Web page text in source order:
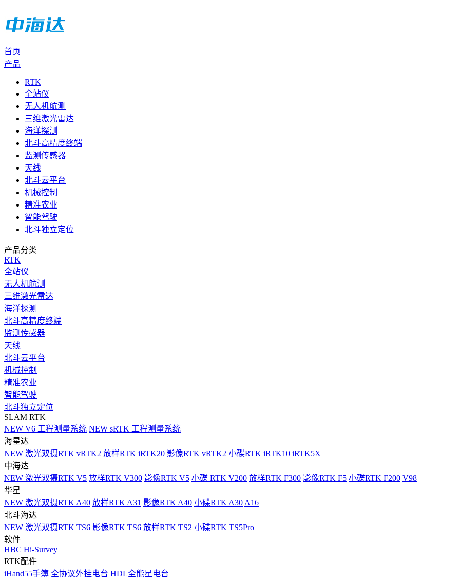
首页
产品
RTK
全站仪
无人机航测
三维激光雷达
海洋探测
北斗高精度终端
监测传感器
天线
北斗云平台
机械控制
精准农业
智能驾驶
北斗独立定位
产品分类
RTK
全站仪
无人机航测
三维激光雷达
海洋探测
北斗高精度终端
监测传感器
天线
北斗云平台
机械控制
精准农业
智能驾驶
北斗独立定位
SLAM RTK
NEW V6 工程测量系统 NEW sRTK 工程测量系统
海星达
NEW 激光双摄RTK vRTK2 放样RTK iRTK20 影像RTK vRTK2 小碟RTK iRTK10 iRTK5X
中海达
NEW 激光双摄RTK V5 放样RTK V300 影像RTK V5 小碟 RTK V200 放样RTK F300 影像RTK F5 小碟RTK F200 V98
华星
NEW 激光双摄RTK A40 放样RTK A31 影像RTK A40 小碟RTK A30 A16
北斗海达
NEW 激光双摄RTK TS6 影像RTK TS6 放样RTK TS2 小碟RTK TS5Pro
软件
HBC Hi-Survey
RTK配件
iHand55手簿 全协议外挂电台 HDL全能星电台